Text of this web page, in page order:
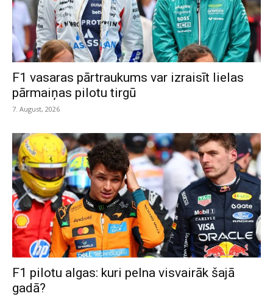
F1 vasaras pārtraukums var izraisīt lielas
pārmaiņas pilotu tirgū
7. August, 2026
F1 pilotu algas: kuri pelna visvairāk šajā
gadā?